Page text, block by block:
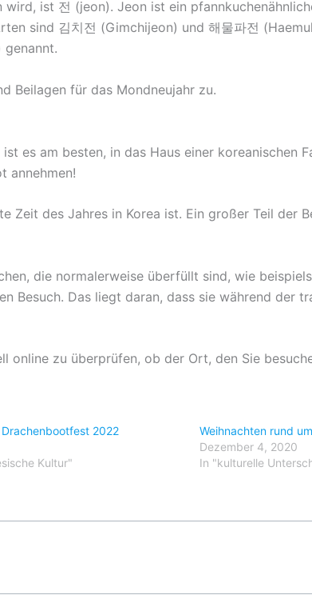
ist 전 (jeon). Jeon ist ein
sind 김치전 (Gimchijeon) und 해물파전
genannt.
Beilagen für das Mondneujahr zu.
es am besten, in das Haus einer koreanischen
annehmen!
Zeit des Jahres in Korea ist. Ein großer Teil der
die normalerweise überfüllt sind, wie
Besuch. Das liegt daran, dass sie während der
online zu überprüfen, ob der Ort, den Sie
2022
Kultur"
Weihnachten rund
Dezember 4, 2020
In "kulturelle